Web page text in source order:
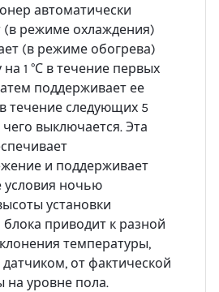
автоматически
(в режиме охлаждения)
(в режиме обогрева)
1 °С в течение первых
поддерживает ее
течение следующих 5
чего выключается. Эта
и поддерживает
ночью
установки
блока приводит к разной
температуры,
от фактической
на уровне пола.